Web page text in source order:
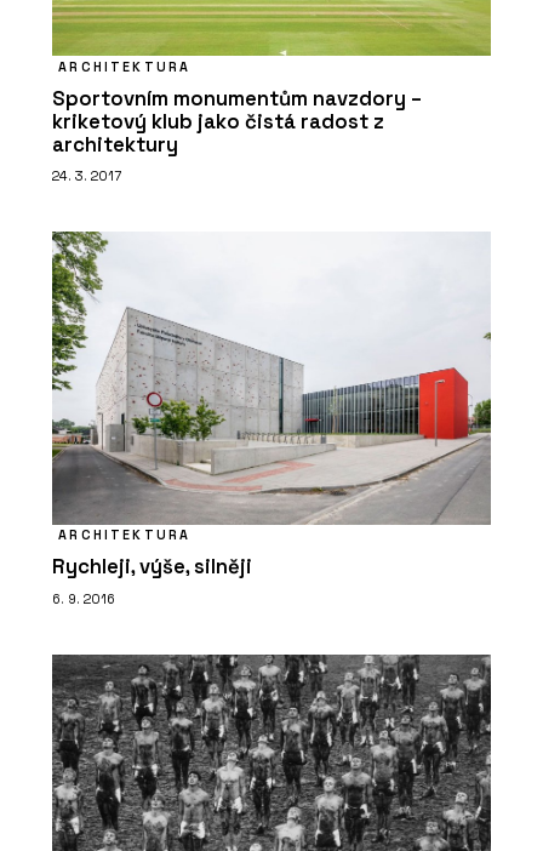
PRODUKTY
Fasádní desky z vysokotlakého
laminátu MEG - CHYTRÉ FASÁDY
ARCHITEKTURA
Sportovním monumentům navzdory –
kriketový klub jako čistá radost z
architektury
24. 3. 2017
ARCHITEKTURA
Rychleji, výše, silněji
6. 9. 2016